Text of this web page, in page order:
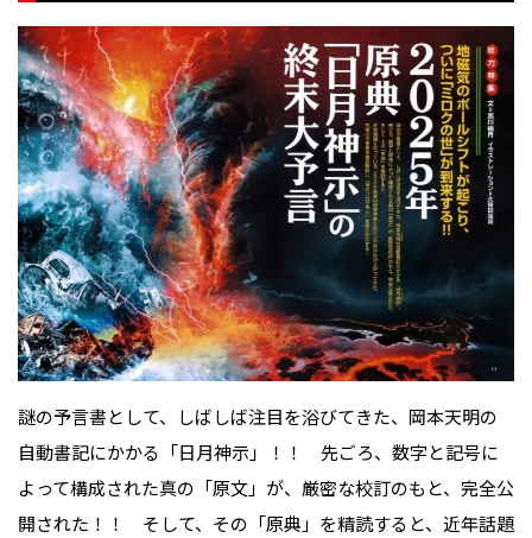
謎の予言書として、しばしば注目を浴びてきた、岡本天明の
自動書記にかかる「日月神示」！！ 先ごろ、数字と記号に
よって構成された真の「原文」が、厳密な校訂のもと、完全公
開された！！ そして、その「原典」を精読すると、近年話題